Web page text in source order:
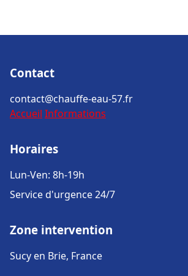
Contact
contact@chauffe-eau-57.fr
Accueil Informations
Horaires
Lun-Ven: 8h-19h
Service d'urgence 24/7
Zone intervention
Sucy en Brie, France